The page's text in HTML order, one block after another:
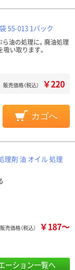
55-013 1パック
ら油の処理に。廃油処理
い取ります。
販売価格（税込） ￥220
カゴへ
理剤 油 オイル 処理
販売価格（税込） ￥187～
ーション一覧へ